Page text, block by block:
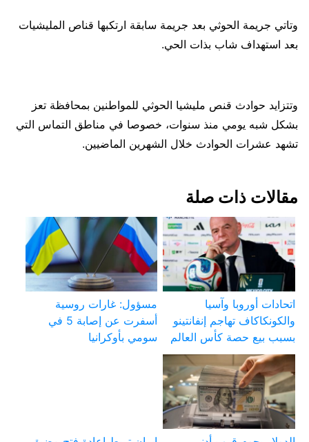
وتاتي جريمة الحوثي بعد جريمة سابقة ارتكبها قناص المليشيات
بعد استهداف شاب بذات الحي.
وتتزايد حوادث قنص مليشيا الحوثي للمواطنين بمحافظة تعز
بشكل شبه يومي منذ سنوات، خصوصا في مناطق التماس التي
تشهد عشرات الحوادث خلال الشهرين الماضيين.
مقالات ذات صلة
اتحادات أوروبا وآسيا
والكونكاكاف تهاجم إنفانتينو
بسبب بيع حصة كأس العالم
مسؤول: غارات روسية
أسفرت عن إصابة 5 في
سومي بأوكرانيا